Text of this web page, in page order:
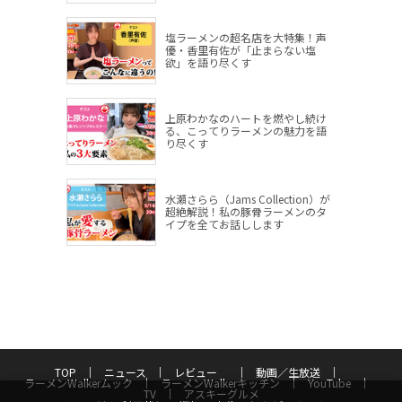
塩ラーメンの超名店を大特集！声
優・香里有佐が「止まらない塩
欲」を語り尽くす
上原わかなのハートを燃やし続け
る、こってりラーメンの魅力を語
り尽くす
水瀬さらら（Jams Collection）が
超絶解説！私の豚骨ラーメンのタ
イプを全てお話しします
TOP ニュース レビュー 動画／生放送
ラーメンWalkerムック ラーメンWalkerキッチン YouTube
TV アスキーグルメ